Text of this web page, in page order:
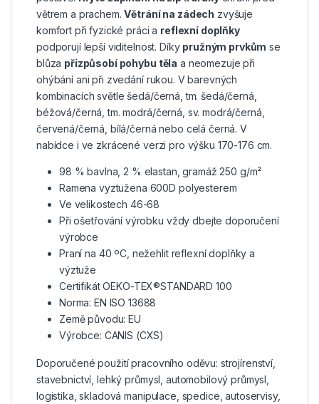
větrem a prachem.Větrání na zádech zvyšuje
komfort při fyzické práci a reflexní doplňky
podporují lepší viditelnost. Díky pružným prvkům se
blůza přizpůsobí pohybu těla a neomezuje při
ohýbání ani při zvedání rukou. V barevných
kombinacích světle šedá/černá, tm. šedá/černá,
béžová/černá, tm. modrá/černá, sv. modrá/černá,
červená/černá, bílá/černá nebo celá černá. V
nabídce i ve zkrácené verzi pro výšku 170-176 cm.
98 % bavlna, 2 % elastan, gramáž 250 g/m²
Ramena vyztužena 600D polyesterem
Ve velikostech 46-68
Při ošetřování výrobku vždy dbejte doporučení
výrobce
Praní na 40 ºC, nežehlit reflexní doplňky a
výztuže
Certifikát OEKO-TEX®STANDARD 100
Norma: EN ISO 13688
Země původu: EU
Výrobce: CANIS (CXS)
Doporučené použití pracovního oděvu: strojírenství,
stavebnictví, lehký průmysl, automobilový průmysl,
logistika, skladová manipulace, spedice, autoservisy,